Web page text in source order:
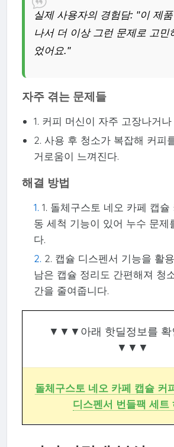
실제 사용자의 경험담: "이 제
나서 더 이상 그런 문제로 고민
었어요."
자주 겪는 문제들
1. 커피 머신이 자주 고장나거
2. 사용 후 청소가 복잡해 커피
거로움이 느껴진다.
해결 방법
1. 돌체구스토 네오 카페 캡
동 세척 기능이 있어 누수 문제
다.
2. 캡슐 디스펜서 기능을 활
남은 캡슐 정리도 간편해져 청
간을 줄여줍니다.
▼▼▼아래 핫딜정보를 확
▼▼▼
돌체구스토 네오 카페 캡슐 커
디스펜서 번들팩 세트